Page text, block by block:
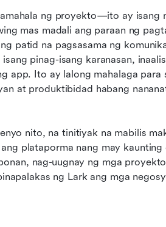
ng proyekto—ito ay isang
mas madali ang paraan ng
patid na pagsasama ng
pinag-isang karanasan,
app. Ito ay lalong mahalaga para
at produktibidad habang
nito, na tinitiyak na mabilis
plataporma nang may
nag-uugnay ng mga
ng Lark ang mga